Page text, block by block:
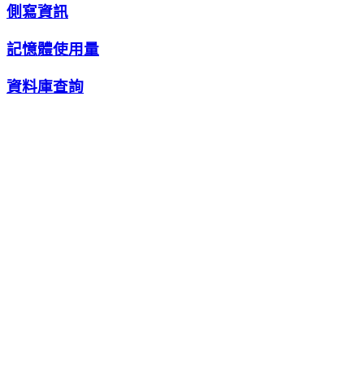
側寫資訊
記憶體使用量
資料庫查詢